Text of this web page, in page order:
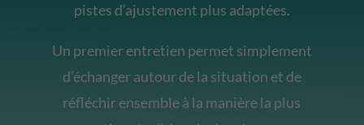
pistes d’ajustement plus adaptées.
Un premier entretien permet simplement
d’échanger autour de la situation et de
réfléchir ensemble à la manière la plus